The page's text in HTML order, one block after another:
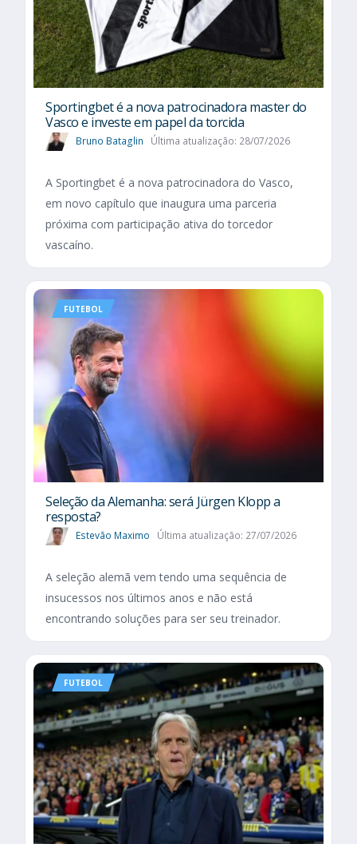
Sportingbet é a nova patrocinadora master do
Vasco e investe em papel da torcida
Bruno Bataglin Última atualização: 28/07/2026
A Sportingbet é a nova patrocinadora do Vasco,
em novo capítulo que inaugura uma parceria
próxima com participação ativa do torcedor
vascaíno.
FUTEBOL
Seleção da Alemanha: será Jürgen Klopp a
resposta?
Estevão Maximo Última atualização: 27/07/2026
A seleção alemã vem tendo uma sequência de
insucessos nos últimos anos e não está
encontrando soluções para ser seu treinador.
FUTEBOL